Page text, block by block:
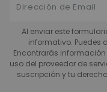
Al enviar este
informativo. Puedes
Encontrarás
uso del proveedor de
suscripción y tu